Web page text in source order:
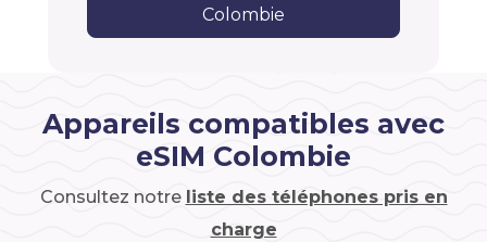
Colombie
Appareils compatibles avec
eSIM Colombie
Consultez notre liste des téléphones pris en
charge